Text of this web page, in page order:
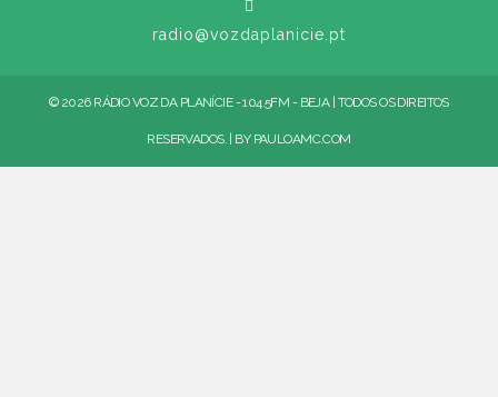
radio@vozdaplanicie.pt
© 2026 RÁDIO VOZ DA PLANÍCIE - 104.5FM - BEJA | TODOS OS DIREITOS
RESERVADOS. | BY PAULOAMC.COM